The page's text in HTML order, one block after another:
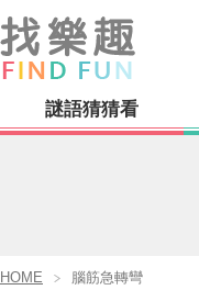
謎語猜猜看
HOME 腦筋急轉彎